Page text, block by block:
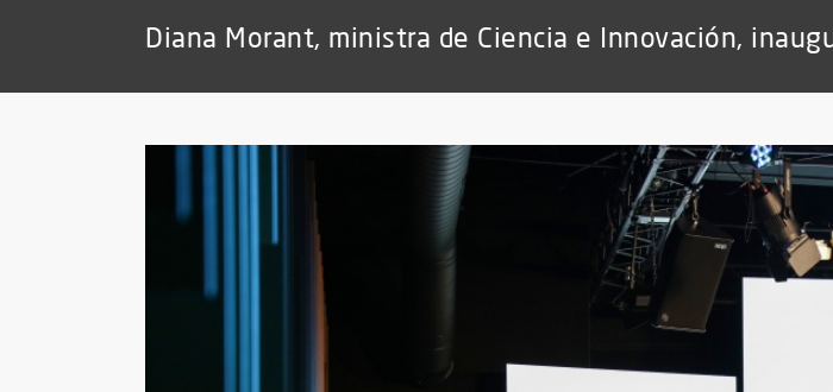
Diana Morant, ministra de Ciencia e Innovación,